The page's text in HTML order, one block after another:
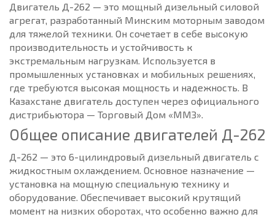
Двигатель Д-262 — это мощный дизельный силовой
агрегат, разработанный Минским моторным заводом
для тяжелой техники. Он сочетает в себе высокую
производительность и устойчивость к
экстремальным нагрузкам. Используется в
промышленных установках и мобильных решениях,
где требуются высокая мощность и надежность. В
Казахстане двигатель доступен через официального
дистрибьютора — Торговый Дом «ММЗ».
Общее описание двигателей Д-262
Д-262 — это 6-цилиндровый дизельный двигатель с
жидкостным охлаждением. Основное назначение —
установка на мощную специальную технику и
оборудование. Обеспечивает высокий крутящий
момент на низких оборотах, что особенно важно для